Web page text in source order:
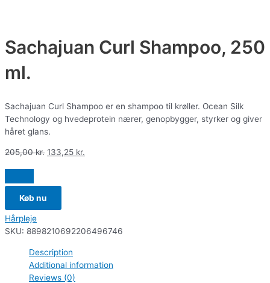
Sachajuan Curl Shampoo, 250
ml.
Sachajuan Curl Shampoo er en shampoo til krøller. Ocean Silk
Technology og hvedeprotein nærer, genopbygger, styrker og giver
håret glans.
205,00kr. 133,25 kr.
Køb nu
Hårpleje
SKU: 8898210692206496746
Description
Additional information
Reviews (0)